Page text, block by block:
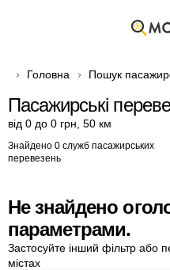
Головна Пошук
Пасажирські
від 0 до 0 грн 50 км
Знайдено 0 служб пасажирських
перевезень
Не знайдено
параметрами.
Застосуйте інший фільтр або
містах